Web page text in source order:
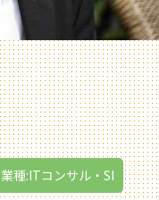
業種:ITコンサル・SI